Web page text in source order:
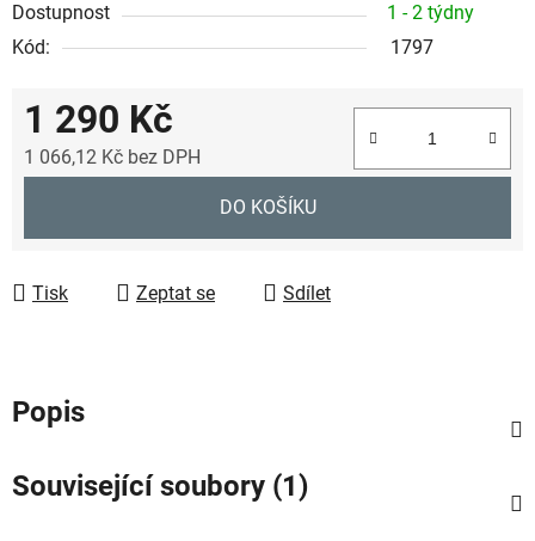
Dostupnost
1 - 2 týdny
Kód:
1797
1 290 Kč
1 066,12 Kč bez DPH
DO KOŠÍKU
Tisk Zeptat se Sdílet
Popis
Související soubory (1)